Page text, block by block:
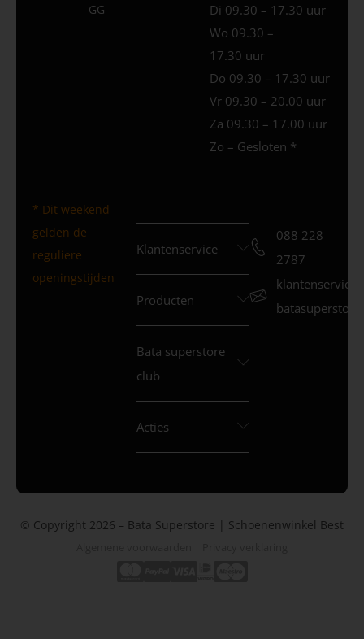
GG
Di 09.30 – 17.30 uur
Wo 09.30 –
17.30 uur
Do 09.30 – 17.30 uur
Vr 09.30 – 20.00 uur
Za 09.30 – 17.00 uur
Zo – Gesloten *
* Dit weekend
gelden de
reguliere
openingstijden
Klantenservice
Producten
Bata superstore
club
Acties
088 228
2787
© Copyright 2026 – Bata Superstore | Schoenenwinkel Best